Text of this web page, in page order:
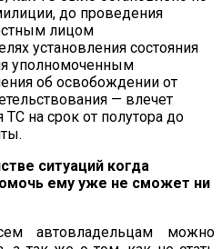
до проведения
лицом
установления состояния
уполномоченным
об освобождении от
— влечет
на срок от полутора до
ситуаций когда
ему уже не сможет ни
автовладельцам можно